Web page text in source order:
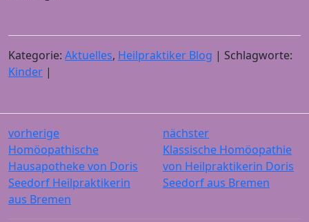
Kategorie: Aktuelles, Heilpraktiker Blog | Schlagworte:
Kinder |
vorherige
Homöopathische
Hausapotheke von Doris
Seedorf Heilpraktikerin
aus Bremen
nächster
Klassische Homöopathie
von Heilpraktikerin Doris
Seedorf aus Bremen